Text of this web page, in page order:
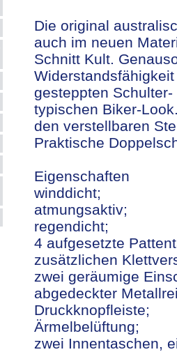
Die original
auch im neuen
Schnitt Kult.
gesteppten
typischen Biker-
den verstellbaren
Praktische
Eigenschaften
winddicht;
atmungsaktiv;
regendicht;
4 aufgesetzte
zusätzlichen
zwei geräumige
abgedeckter
Druckknopfleiste;
Ärmelbelüftung;
zwei Innentaschen,